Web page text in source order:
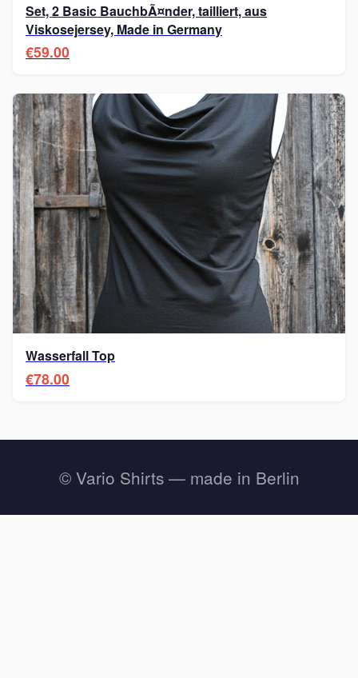
Set, 2 Basic BauchbÃ¤nder, tailliert, aus
Viskosejersey, Made in Germany
€59.00
Wasserfall Top
€78.00
© Vario Shirts — made in Berlin